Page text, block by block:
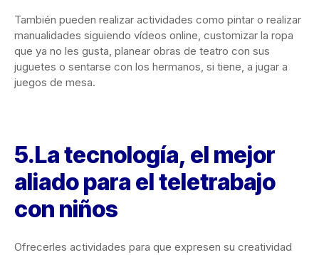
También pueden realizar actividades como pintar o realizar
manualidades siguiendo vídeos online, customizar la ropa
que ya no les gusta, planear obras de teatro con sus
juguetes o sentarse con los hermanos, si tiene, a jugar a
juegos de mesa.
5.La tecnología, el mejor
aliado para el teletrabajo
con niños
Ofrecerles actividades para que expresen su creatividad